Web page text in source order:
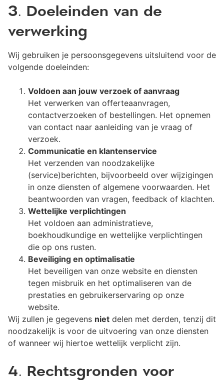
3. Doeleinden van de
verwerking
Wij gebruiken je persoonsgegevens uitsluitend voor de
volgende doeleinden:
Voldoen aan jouw verzoek of aanvraag
Het verwerken van offerteaanvragen,
contactverzoeken of bestellingen. Het opnemen
van contact naar aanleiding van je vraag of
verzoek.
Communicatie en klantenservice
Het verzenden van noodzakelijke
(service)berichten, bijvoorbeeld over wijzigingen
in onze diensten of algemene voorwaarden. Het
beantwoorden van vragen, feedback of klachten.
Wettelijke verplichtingen
Het voldoen aan administratieve,
boekhoudkundige en wettelijke verplichtingen
die op ons rusten.
Beveiliging en optimalisatie
Het beveiligen van onze website en diensten
tegen misbruik en het optimaliseren van de
prestaties en gebruikerservaring op onze
website.
Wij zullen je gegevens niet delen met derden, tenzij dit
noodzakelijk is voor de uitvoering van onze diensten
of wanneer wij hiertoe wettelijk verplicht zijn.
4. Rechtsgronden voor